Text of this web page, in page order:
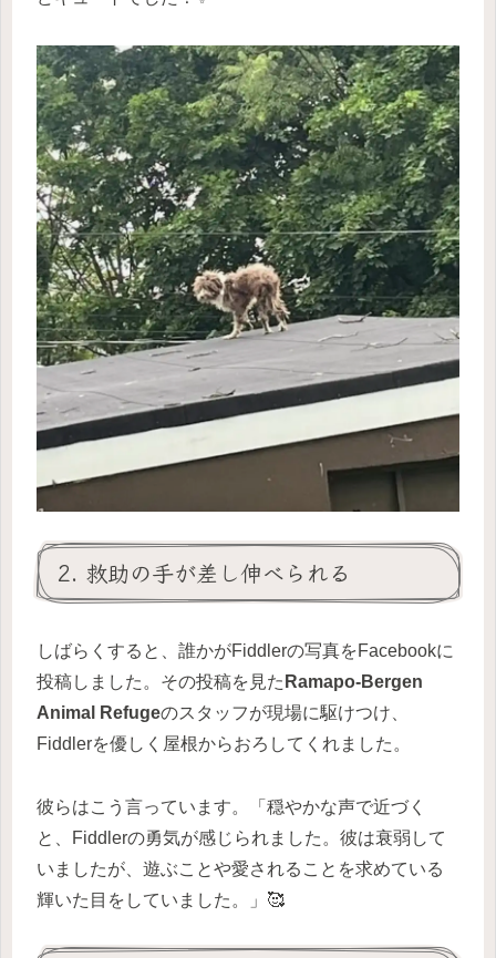
2. 救助の手が差し伸べられる
しばらくすると、誰かがFiddlerの写真をFacebookに
投稿しました。その投稿を見た Ramapo-Bergen
Animal Refugeのスタッフが現場に駆けつけ、
Fiddlerを優しく屋根からおろしてくれました。
彼らはこう言っています。「穏やかな声で近づく
と、Fiddlerの勇気が感じられました。彼は衰弱して
いましたが、遊ぶことや愛されることを求めている
輝いた目をしていました。」🥰